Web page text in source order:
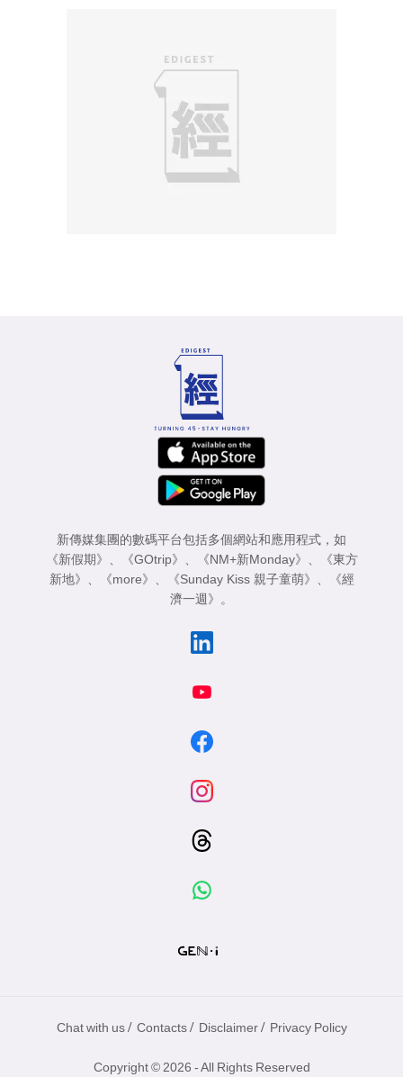
新傳媒集團的數碼平台包括多個網站和應用程式，如
《新假期》 、 《GOtrip》 、 《NM+新Monday》 、
《東方
新地》 、 《more》 、 《Sunday Kiss 親子童萌》 、
《經
濟一週》 。
Chat with us / Contacts / Disclaimer / Privacy Policy
Copyright © 2026 - All Rights Reserved